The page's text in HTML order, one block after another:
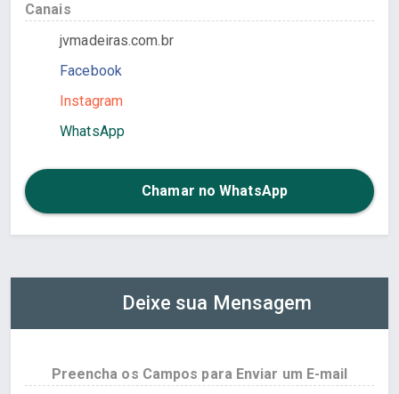
Canais
jvmadeiras.com.br
Facebook
Instagram
WhatsApp
Chamar no WhatsApp
Deixe sua Mensagem
Preencha os Campos para Enviar um E-mail